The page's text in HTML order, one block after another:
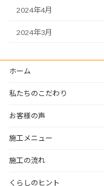
2024年4月
2024年3月
ホーム
私たちのこだわり
お客様の声
施工メニュー
施工の流れ
くらしのヒント